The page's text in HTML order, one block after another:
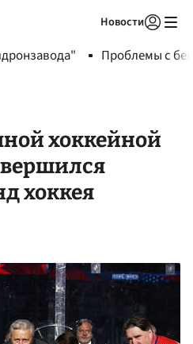
Новости
Проблемы с
хоккейной
хоккея